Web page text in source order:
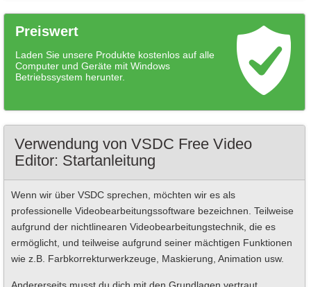
Preiswert
Laden Sie unsere Produkte kostenlos auf alle
Computer und Geräte mit Windows
Betriebssystem herunter.
Verwendung von VSDC Free Video
Editor: Startanleitung
Wenn wir über VSDC sprechen, möchten wir es als
professionelle Videobearbeitungssoftware bezeichnen. Teilweise
aufgrund der nichtlinearen Videobearbeitungstechnik, die es
ermöglicht, und teilweise aufgrund seiner mächtigen Funktionen
wie z.B. Farbkorrekturwerkzeuge, Maskierung, Animation usw.